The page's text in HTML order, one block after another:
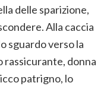
delle sparizione,
Alla caccia
sguardo verso la
rassicurante, donna
patrigno, lo